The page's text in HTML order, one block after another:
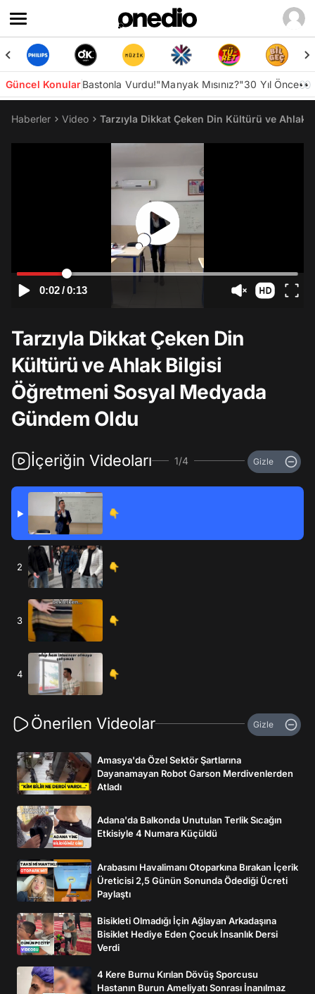
Güncel KonularBastonla Vurdu!"Manyak Mısınız?"30 Yıl Önce👀
Haberler Video Tarzıyla Dikkat Çeken Din Kültürü ve
0:02/0:13
Tarzıyla Dikkat Çeken Din
Kültürü ve Ahlak Bilgisi
Öğretmeni Sosyal Medyada
Gündem Oldu
İçeriğin Videoları 1/4 Gizle
▶ 👇
2 👇
3 👇
4 👇
Önerilen Videolar Gizle
Amasya'da Özel Sektör Şartlarına
Dayanamayan Robot Garson Merdivenlerden
Atladı
Adana'da Balkonda Unutulan Terlik Sıcağın
Etkisiyle 4 Numara Küçüldü
Arabasını Havalimanı Otoparkına Bırakan İçerik
Üreticisi 2,5 Günün Sonunda Ödediği Ücreti
Paylaştı
Bisikleti Olmadığı İçin Ağlayan Arkadaşına
Bisiklet Hediye Eden Çocuk İnsanlık Dersi
Verdi
4 Kere Burnu Kırılan Dövüş Sporcusu
Hastanın Burun Ameliyatı Sonrası İnanılmaz